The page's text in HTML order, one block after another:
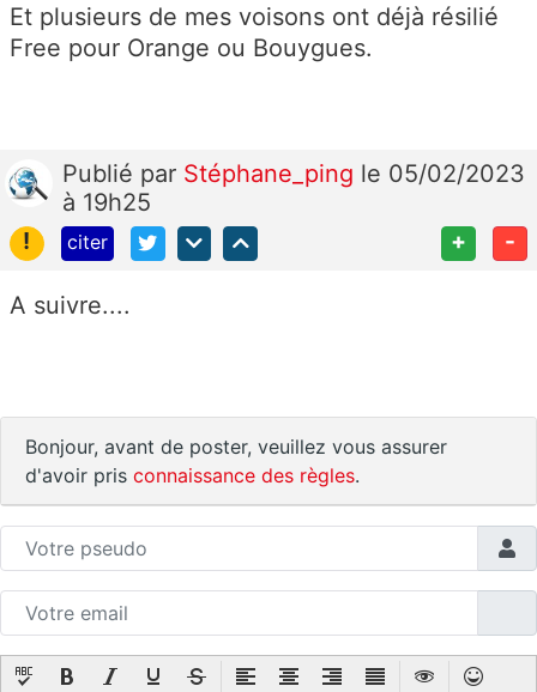
Et plusieurs de mes voisons ont déjà résilié
Free pour Orange ou Bouygues.
Publié par Stéphane_ping le 05/02/2023
à 19h25
!
citer + -
A suivre....
Bonjour, avant de poster, veuillez vous assurer
d'avoir pris connaissance des règles.